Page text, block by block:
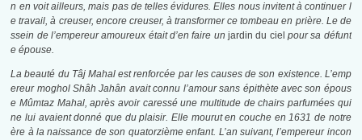
n en voit ailleurs, mais pas de telles évidures. Elles nous invitent à continuer l
e travail, à creuser, encore creuser, à transformer ce tombeau en prière. Le de
ssein de l’empereur amoureux était d’en faire unjardin du ciel pour sa défunt
e épouse.
La beauté du Tâj Mahal est renforcée par les causes de son existence. L’emp
ereur moghol Shâh Jahân avait connu l’amour sans épithète avec son épous
e Mûmtaz Mahal, après avoir caressé une multitude de chairs parfumées qui
ne lui avaient donné que du plaisir. Elle mourut en couche en 1631 de notre
ère à la naissance de son quatorzième enfant. L’an suivant, l’empereur incon